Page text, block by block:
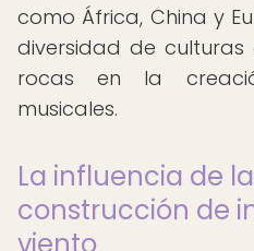
como África, China y
diversidad de
rocas en la
musicales.
La influencia de
construcción de